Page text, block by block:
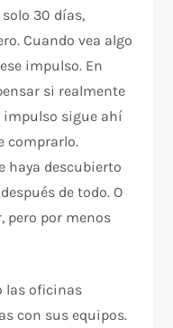
30 días,
Cuando vea algo
impulso. En
si realmente
impulso sigue ahí
comprarlo.
haya descubierto
de todo. O
pero por menos
las oficinas
con sus equipos.